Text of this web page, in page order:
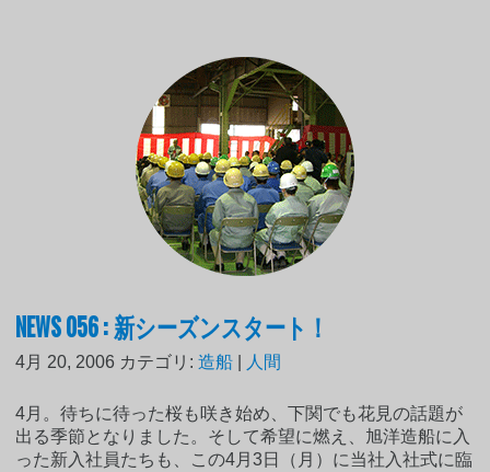
NEWS 056 : 新シーズンスタート！
4月 20, 2006 カテゴリ:造船 人間
4月。待ちに待った桜も咲き始め、下関でも花見の話題が
出る季節となりました。そして希望に燃え、旭洋造船に入
った新入社員たちも、この4月3日（月）に当社入社式に臨